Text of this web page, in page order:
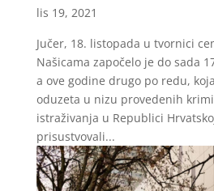
lis 19, 2021
Jučer, 18. listopada u tvornici
Našicama započelo je do sada
a ove godine drugo po redu,
oduzeta u nizu provedenih
istraživanja u Republici
prisustvovali...